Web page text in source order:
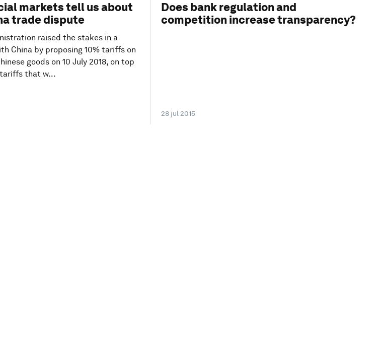
markets tell us about
trade dispute
raised the stakes in a
China by proposing 10% tariffs on
goods on 10 July 2018, on top
that w...
Does bank regulation and
competition increase transparency?
28 jul 2015